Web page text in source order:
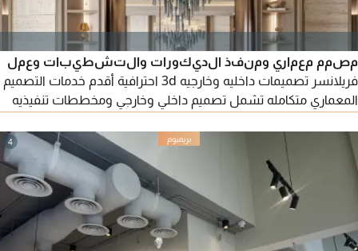
مصمم معماري ومنفذ الديكورات والتشطيبات وعمل
فريلانسر تصميمات داخليه وخارجيه 3d احترافية أقدم خدمات التصميم
المعماري متكامله تشمل تصميم داخلي وخارجي ومخططات تنفيذيه
ببرامج أل 3ds Max بدقة عالية واظهار الخامات طبقا للسوق
السعودي وحساب الكميات للمشروع
4